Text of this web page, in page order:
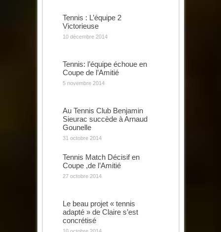
Tennis : L’équipe 2
Victorieuse
10 décembre 2014
Tennis: l’équipe échoue en
Coupe de l’Amitié
5 novembre 2014
Au Tennis Club Benjamin
Sieurac succède à Arnaud
Gounelle
31 octobre 2014
Tennis Match Décisif en
Coupe ,de l’Amitié
27 octobre 2014
Le beau projet « tennis
adapté » de Claire s’est
concrétisé